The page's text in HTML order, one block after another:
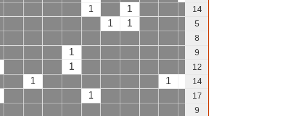
1 1 14
1 1 5
8
1 9
1 12
1 1 14
1 17
9